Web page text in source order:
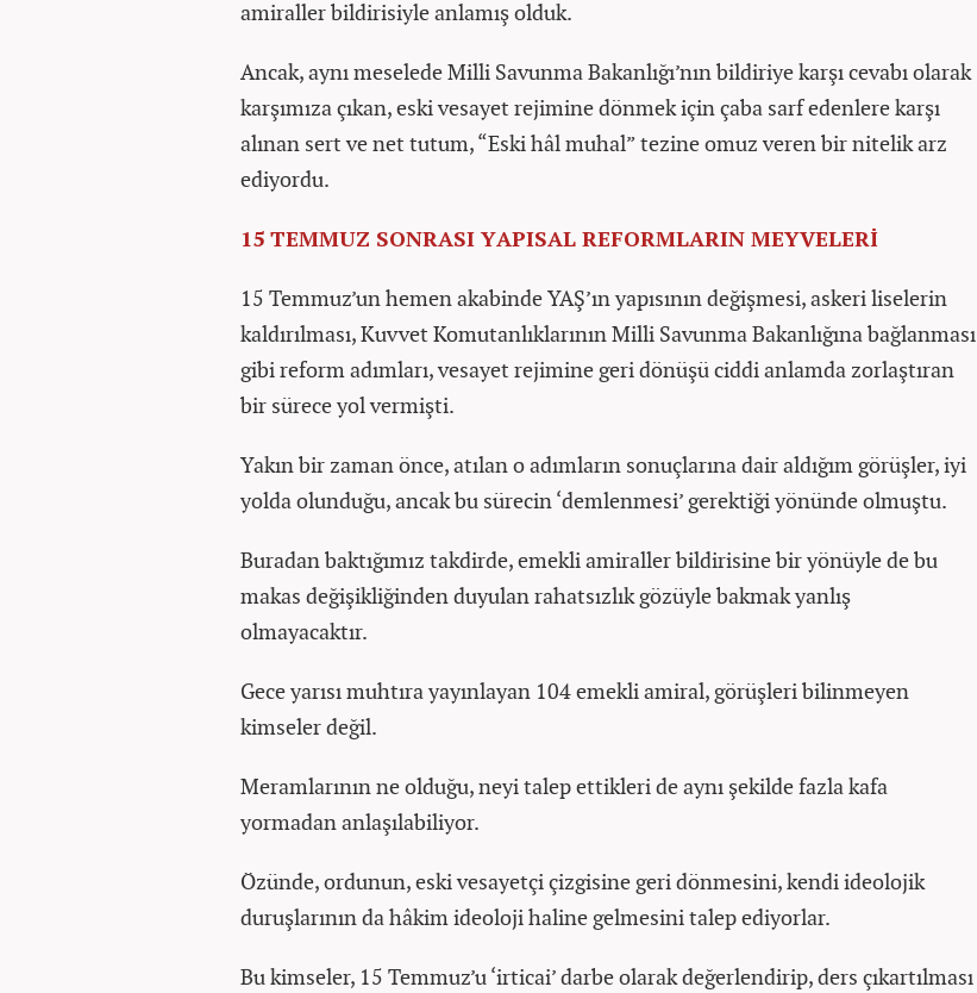
amiraller bildirisiyle anlamış olduk.
Ancak, aynı meselede Milli Savunma Bakanlığı’nın bildiriye karşı cevabı olarak
karşımıza çıkan, eski vesayet rejimine dönmek için çaba sarf edenlere karşı
alınan sert ve net tutum, “Eski hâl muhal” tezine omuz veren bir nitelik arz
ediyordu.
15 TEMMUZ SONRASI YAPISAL REFORMLARIN MEYVELERİ
15 Temmuz’un hemen akabinde YAŞ’ın yapısının değişmesi, askeri liselerin
kaldırılması, Kuvvet Komutanlıklarının Milli Savunma Bakanlığına bağlanması
gibi reform adımları, vesayet rejimine geri dönüşü ciddi anlamda zorlaştıran
bir sürece yol vermişti.
Yakın bir zaman önce, atılan o adımların sonuçlarına dair aldığım görüşler, iyi
yolda olunduğu, ancak bu sürecin ‘demlenmesi’ gerektiği yönünde olmuştu.
Buradan baktığımız takdirde, emekli amiraller bildirisine bir yönüyle de bu
makas değişikliğinden duyulan rahatsızlık gözüyle bakmak yanlış
olmayacaktır.
Gece yarısı muhtıra yayınlayan 104 emekli amiral, görüşleri bilinmeyen
kimseler değil.
Meramlarının ne olduğu, neyi talep ettikleri de aynı şekilde fazla kafa
yormadan anlaşılabiliyor.
Özünde, ordunun, eski vesayetçi çizgisine geri dönmesini, kendi ideolojik
duruşlarının da hâkim ideoloji haline gelmesini talep ediyorlar.
Bu kimseler, 15 Temmuz’u ‘irticai’ darbe olarak değerlendirip, ders çıkartılması